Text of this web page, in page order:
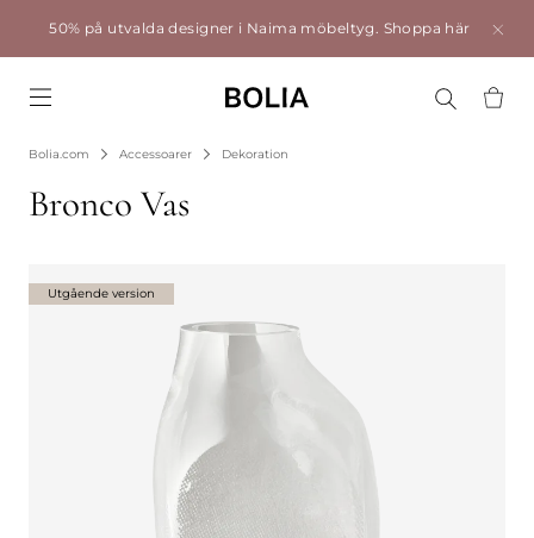
50% på utvalda designer i Naima möbeltyg. Shoppa här
Bolia.com Accessoarer Dekoration
Bronco Vas
Utgående version